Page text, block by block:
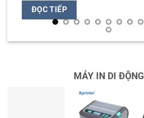
ĐỌC TIẾP
MÁY IN DI ĐỘNG